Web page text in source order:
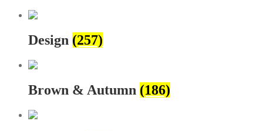
Design (257)
Brown & Autumn (186)